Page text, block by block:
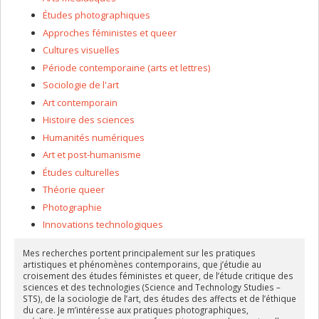
Études photographiques
Approches féministes et queer
Cultures visuelles
Période contemporaine (arts et lettres)
Sociologie de l'art
Art contemporain
Histoire des sciences
Humanités numériques
Art et post-humanisme
Études culturelles
Théorie queer
Photographie
Innovations technologiques
Mes recherches portent principalement sur les pratiques
artistiques et phénomènes contemporains, que j’étudie au
croisement des études féministes et queer, de l’étude critique des
sciences et des technologies (Science and Technology Studies –
STS), de la sociologie de l’art, des études des affects et de l’éthique
du care. Je m’intéresse aux pratiques photographiques,